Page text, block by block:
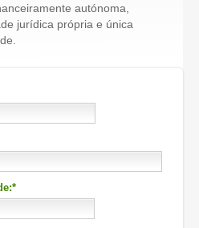
autónoma,
jurídica própria e única